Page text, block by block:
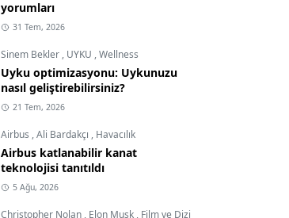
yorumları
31 Tem, 2026
Sinem Bekler , UYKU ,Wellness
Uyku optimizasyonu: Uykunuzu
nasıl geliştirebilirsiniz?
21 Tem, 2026
Airbus ,Ali Bardakçı , Havacılık
Airbus katlanabilir kanat
teknolojisi tanıtıldı
5 Ağu, 2026
Christopher Nolan , Elon Musk , Film ve Dizi